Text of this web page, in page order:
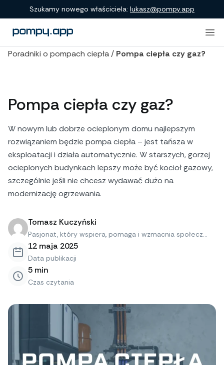
Szukamy nowego właściciela: lukasz@pompy.app
Poradniki o pompach ciepła / Pompa ciepła czy gaz?
Pompa ciepła czy gaz?
W nowym lub dobrze ocieplonym domu najlepszym
rozwiązaniem będzie pompa ciepła – jest tańsza w
eksploatacji i działa automatycznie. W starszych, gorzej
ocieplonych budynkach lepszy może być kocioł gazowy,
szczególnie jeśli nie chcesz wydawać dużo na
modernizację ogrzewania.
Tomasz Kuczyński
Pasjonat, który wspiera, pomaga i wzmacnia społecz...
12 maja 2025
Data publikacji
5 min
Czas czytania